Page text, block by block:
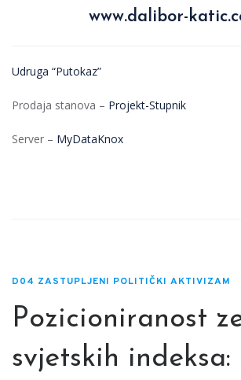
www.dalibor-
Udruga “Putokaz”
Prodaja stanova – Projekt-Stupnik
Server – MyDataKnox
D04 ZASTUPLJENI POLITIČKI AKTIVIZAM
Pozicioniranost
svjetskih indeksa: